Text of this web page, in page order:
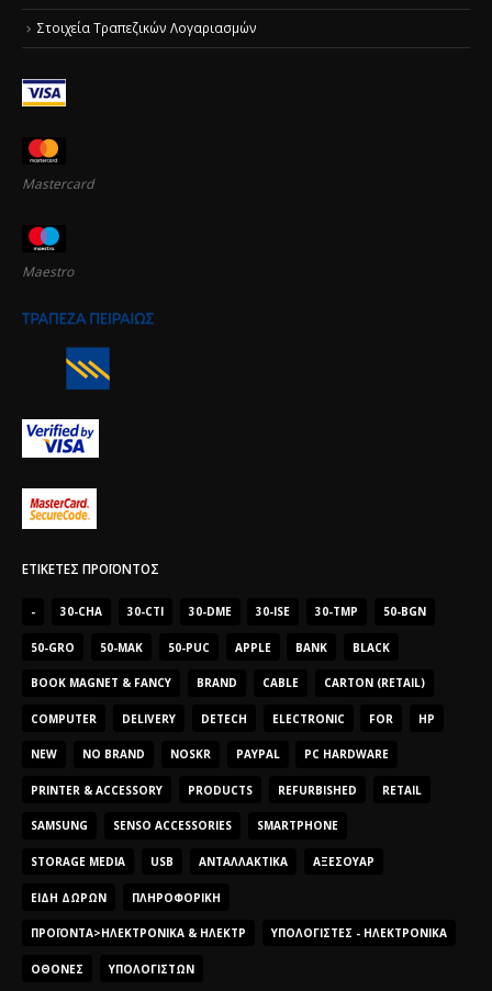
Στοιχεία Τραπεζικών Λογαριασμών
Mastercard
Maestro
ΕΤΙΚΈΤΕΣ ΠΡΟΪΌΝΤΟΣ
- 30-CHA 30-CTI 30-DME 30-ISE 30-TMP 50-BGN
50-GRO 50-MAK 50-PUC APPLE BANK BLACK
BOOK MAGNET & FANCY BRAND CABLE CARTON (RETAIL)
COMPUTER DELIVERY DETECH ELECTRONIC FOR HP
NEW NO BRAND NOSKR PAYPAL PC HARDWARE
PRINTER & ACCESSORY PRODUCTS REFURBISHED RETAIL
SAMSUNG SENSO ACCESSORIES SMARTPHONE
STORAGE MEDIA USB ΑΝΤΑΛΛΑΚΤΙΚΆ ΑΞΕΣΟΥΆΡ
ΕΊΔΗ ΔΏΡΩΝ ΠΛΗΡΟΦΟΡΙΚΉ
ΠΡΟΪΌΝΤΑ>ΗΛΕΚΤΡΟΝΙΚΆ & ΗΛΕΚΤΡ ΥΠΟΛΟΓΙΣΤΈΣ - ΗΛΕΚΤΡΟΝΙΚΆ
ΟΘΌΝΕΣ ΥΠΟΛΟΓΙΣΤΏΝ